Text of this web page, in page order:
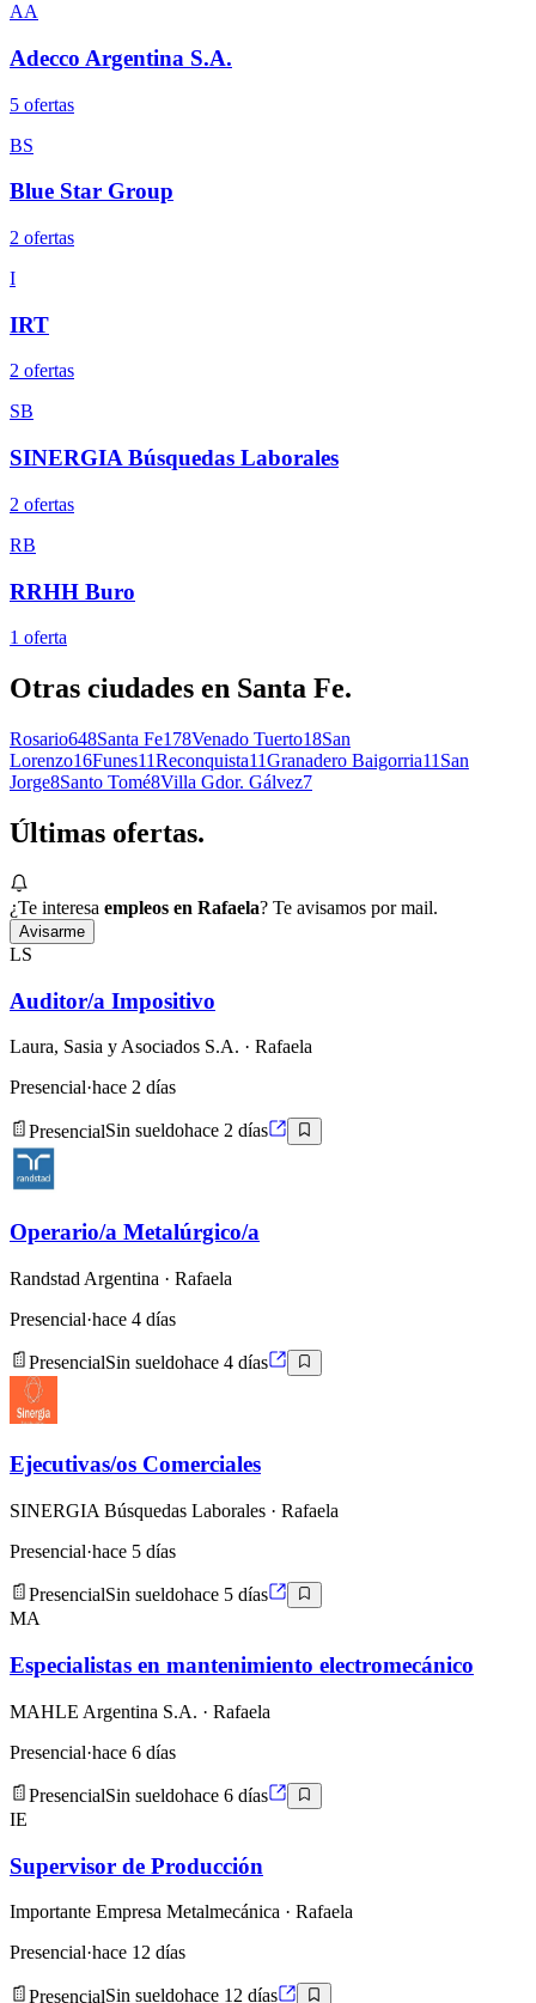
AA
Adecco Argentina S.A.
5 ofertas
BS
Blue Star Group
2 ofertas
I
IRT
2 ofertas
SB
SINERGIA Búsquedas Laborales
2 ofertas
RB
RRHH Buro
1 oferta
Otras ciudades en Santa Fe.
Rosario648Santa Fe178Venado Tuerto18San
Lorenzo16Funes11Reconquista11Granadero Baigorria11 San
Jorge8Santo Tomé8Villa Gdor. Gálvez7
Últimas ofertas.
¿Te interesa empleos en Rafaela? Te avisamos por mail.
Avisarme
LS
Auditor/a Impositivo
Laura, Sasia y Asociados S.A. · Rafaela
Presencial·hace 2 días
PresencialSin sueldohace 2 días
Operario/a Metalúrgico/a
Randstad Argentina · Rafaela
Presencial·hace 4 días
PresencialSin sueldohace 4 días
Ejecutivas/os Comerciales
SINERGIA Búsquedas Laborales · Rafaela
Presencial·hace 5 días
PresencialSin sueldohace 5 días
MA
Especialistas en mantenimiento electromecánico
MAHLE Argentina S.A. · Rafaela
Presencial·hace 6 días
PresencialSin sueldohace 6 días
IE
Supervisor de Producción
Importante Empresa Metalmecánica · Rafaela
Presencial·hace 12 días
PresencialSin sueldohace 12 días